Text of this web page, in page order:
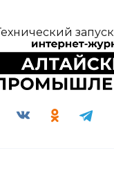
запуск